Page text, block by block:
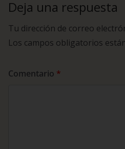
Deja una respuesta
Tu dirección de correo
Los campos obligatorios
Comentario *